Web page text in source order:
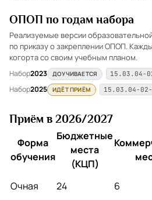
ОПОП по годам набора
Реализуемые версии
по приказу о закреплении ОПОП.
когорта со своим учебным планом.
Набор2023 ДОУЧИВАЕТСЯ 15.03.04-
Набор2025 ИДЁТ ПРИЁМ 15.03.04-
Приём в 2026/2027
Форма
обучения
Бюджетные
места
(КЦП)
Очная 24 6